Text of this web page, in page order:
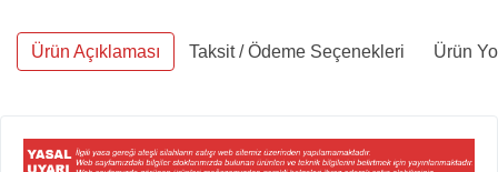
Ürün Açıklaması Taksit / Ödeme Seçenekleri Ürün